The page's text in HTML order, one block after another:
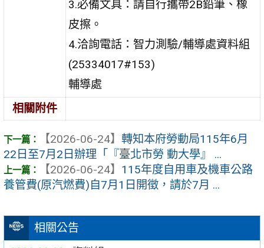
相關公告
3.必備文具：請自行攜帶2B鉛筆、橡
皮擦。
4.洽詢電話：智力測驗/輔導處資料組
(25334017#153)
輔導處
相關附件
【2026-06-24】 轉知本府勞動局115年6月
22日至7月2日辦理「『臺北市勞 動大學』 ...
【2026-06-24】 115年度自用車及機車公路
養管費(原汽燃費)自7月1日開徵，請於7月 ...